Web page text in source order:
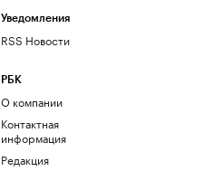
Уведомления
RSS Новости
РБК
О компании
Контактная
информация
Редакция